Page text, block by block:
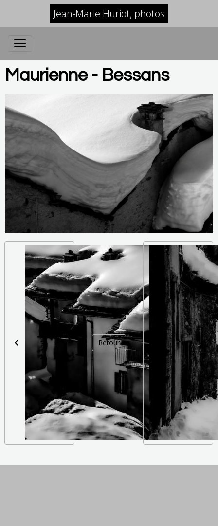
Jean-Marie Huriot, photos
Maurienne - Bessans
Retour